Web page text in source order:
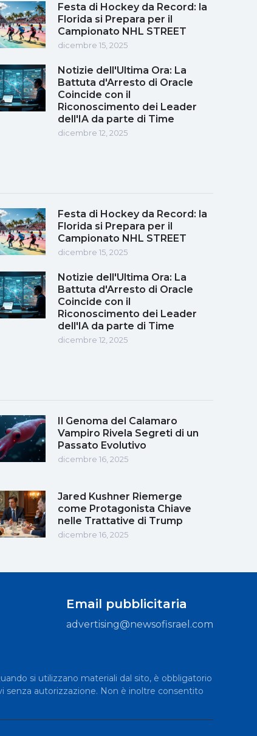
Festa di Hockey da Record: la
Florida si Prepara per il
Campionato NHL STREET
dicembre 15, 2025
Notizie dell'Ultima Ora: La
Battuta d'Arresto di Oracle
Coincide con il
Riconoscimento dei Leader
dell'IA da parte di Time
dicembre 12, 2025
Festa di Hockey da Record: la
Florida si Prepara per il
Campionato NHL STREET
dicembre 15, 2025
Notizie dell'Ultima Ora: La
Battuta d'Arresto di Oracle
Coincide con il
Riconoscimento dei Leader
dell'IA da parte di Time
dicembre 12, 2025
Il Genoma del Calamaro
Vampiro Rivela Segreti di un
Passato Evolutivo
dicembre 16, 2025
Jared Kushner Riemerge
come Protagonista Chiave
nelle Trattative di Trump
dicembre 16, 2025
Email pubblicitaria
advertising@newsofisrael.com
si utilizzano materiali dal sito, è obbligatorio
senza autorizzazione. Non è inoltre consentito